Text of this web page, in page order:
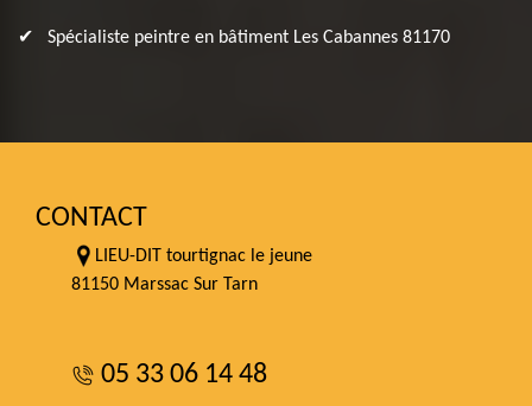
Spécialiste peintre en bâtiment Les Cabannes 81170
CONTACT
LIEU-DIT tourtignac le jeune
81150 Marssac Sur Tarn
05 33 06 14 48